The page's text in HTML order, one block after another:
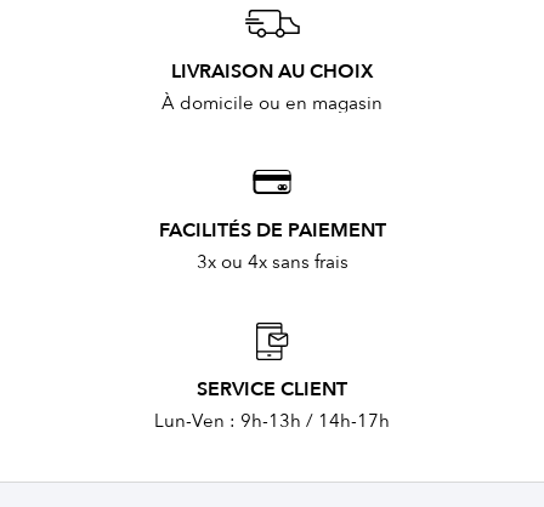
LIVRAISON AU CHOIX
À domicile ou en magasin
FACILITÉS DE PAIEMENT
3x ou 4x sans frais
SERVICE CLIENT
Lun-Ven : 9h-13h / 14h-17h